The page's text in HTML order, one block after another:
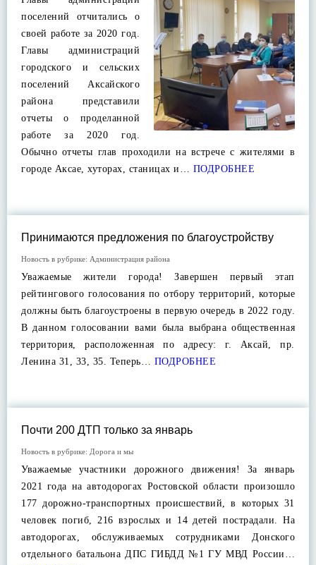
поселений отчитались о
своей работе за 2020 год.
Главы администраций
городского и сельских
поселений Аксайского
района представили
отчеты о проделанной
работе за 2020 год.
Обычно отчеты глав проходили на встрече с жителями в
городе Аксае, хуторах, станицах и… ПОДРОБНЕЕ
Принимаются предложения по благоустройству
Новость в рубрике: Администрация района
Уважаемые жители города! Завершен первый этап
рейтингового голосования по отбору территорий, которые
должны быть благоустроены в первую очередь в 2022 году.
В данном голосовании вами была выбрана общественная
территория, расположенная по адресу: г. Аксай, пр.
Ленина 31, 33, 35. Теперь… ПОДРОБНЕЕ
Почти 200 ДТП только за январь
Новость в рубрике: Дорога и мы
Уважаемые участники дорожного движения! За январь
2021 года на автодорогах Ростовской области произошло
177 дорожно-транспортных происшествий, в которых 31
человек погиб, 216 взрослых и 14 детей пострадали. На
автодорогах, обслуживаемых сотрудниками Донского
отдельного батальона ДПС ГИБДД №1 ГУ МВД России…